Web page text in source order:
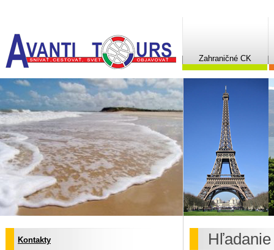
Zahraničné CK
Kontakty